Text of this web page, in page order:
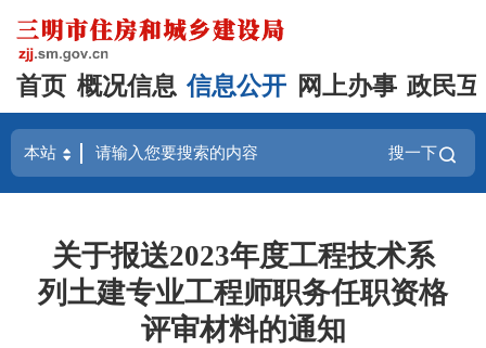
首页 概况信息 信息公开 网上办事 政民
搜一下
关于报送2023年度工程技术系
列土建专业工程师职务任职资格
评审材料的通知